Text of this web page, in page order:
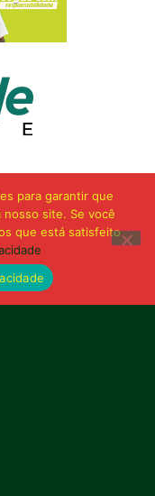
para garantir que
site. Se você
que está satisfeito